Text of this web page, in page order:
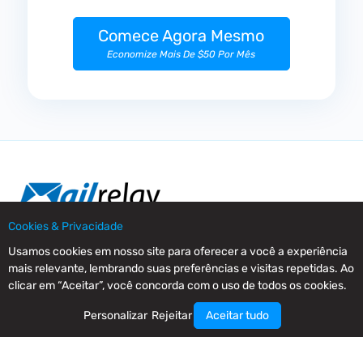
Comece Agora Mesmo
Economize Mais De $50 Por Mês
com recursos poderosos. Ele permite que você crie,
envie e gerencie seus boletins informativos fornecendo
Cookies & Privacidade
Usamos cookies em nosso site para oferecer a você a experiência
mais relevante, lembrando suas preferências e visitas repetidas. Ao
clicar em “Aceitar”, você concorda com o uso de todos os cookies.
Personalizar Rejeitar Aceitar tudo